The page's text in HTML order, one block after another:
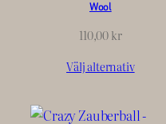
Wool
110,00kr
Välj alternativ